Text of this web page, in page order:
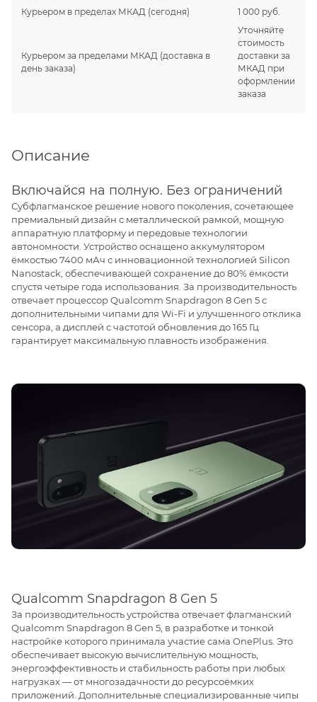
Курьером в пределах МКАД (сегодня) 1 000 руб.
Курьером за пределами МКАД (доставка в
день заказа)
Уточняйте
стоимость
доставки за
МКАД при
оформлении
заказа
Описание
Включайся на полную. Без ограничений
Субфлагманское решение нового поколения, сочетающее
премиальный дизайн с металлической рамкой, мощную
аппаратную платформу и передовые технологии
автономности. Устройство оснащено аккумулятором
ёмкостью 7400 мАч с инновационной технологией Silicon
Nanostack, обеспечивающей сохранение до 80% ёмкости
спустя четыре года использования. За производительность
отвечает процессор Qualcomm Snapdragon 8 Gen 5 с
дополнительными чипами для Wi-Fi и улучшенного отклика
сенсора, а дисплей с частотой обновления до 165 Гц
гарантирует максимальную плавность изображения.
Qualcomm Snapdragon 8 Gen 5
За производительность устройства отвечает флагманский
Qualcomm Snapdragon 8 Gen 5, в разработке и тонкой
настройке которого принимала участие сама OnePlus. Это
обеспечивает высокую вычислительную мощность,
энергоэффективность и стабильность работы при любых
нагрузках — от многозадачности до ресурсоёмких
приложений. Дополнительные специализированные чипы